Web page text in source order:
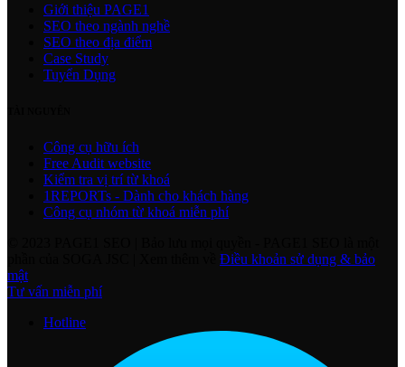
Giới thiệu PAGE1
SEO theo ngành nghề
SEO theo địa điểm
Case Study
Tuyển Dụng
Công cụ hữu ích
Free Audit website
Kiểm tra vị trí từ khoá
1REPORTs - Dành cho khách hàng
Công cụ nhóm từ khoá miễn phí
Điều khoản sử dụng & bảo
mật
Tư vấn miễn phí
Hotline